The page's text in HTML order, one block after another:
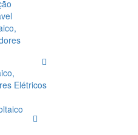
Elétricos